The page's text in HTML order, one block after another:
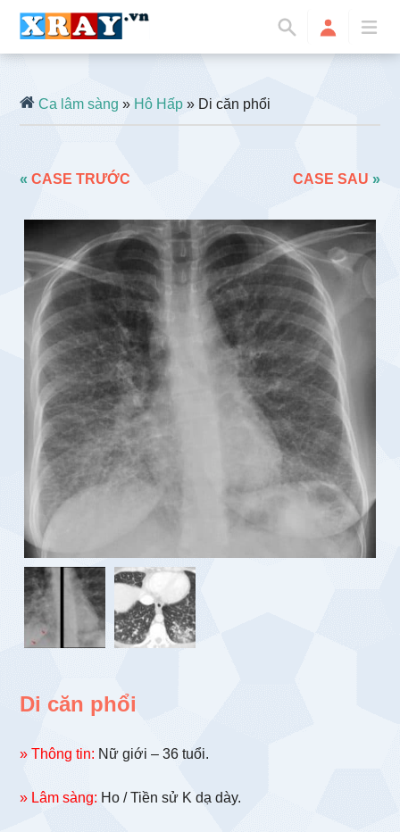
Ca lâm sàng » Hô Hấp » Di căn phổi
«CASE TRƯỚC CASE SAU »
Di căn phổi
» Thông tin: Nữ giới – 36 tuổi.
» Lâm sàng: Ho / Tiền sử K dạ dày.